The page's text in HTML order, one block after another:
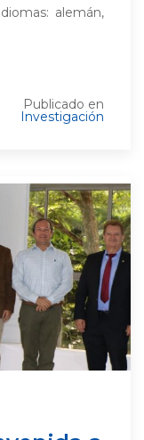
alemán,
Publicado en
Investigación